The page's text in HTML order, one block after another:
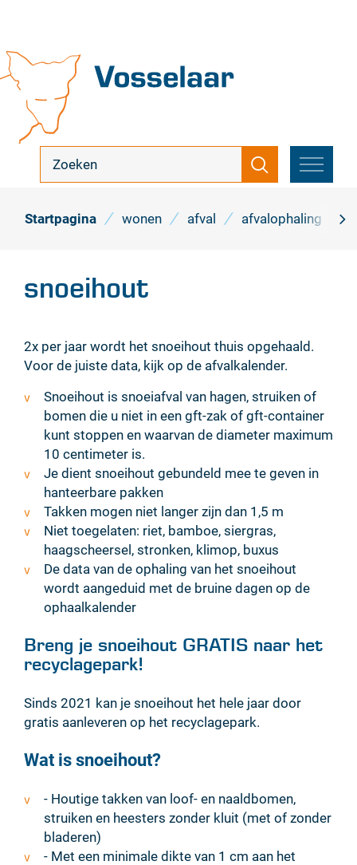
inhoud
Vosselaar
zoek
Zoeken
MENU
Startpagina wonen afval afvalophaling
snoeihout
2x per jaar wordt het snoeihout thuis opgehaald.
Voor de juiste data, kijk op de afvalkalender.
Snoeihout is snoeiafval van hagen, struiken of
bomen die u niet in een gft-zak of gft-container
kunt stoppen en waarvan de diameter maximum
10 centimeter is.
Je dient snoeihout gebundeld mee te geven in
hanteerbare pakken
Takken mogen niet langer zijn dan 1,5 m
Niet toegelaten: riet, bamboe, siergras,
haagscheersel, stronken, klimop, buxus
De data van de ophaling van het snoeihout
wordt aangeduid met de bruine dagen op de
ophaalkalender
Breng je snoeihout GRATIS naar het
recyclagepark!
Sinds 2021 kan je snoeihout het hele jaar door
gratis aanleveren op het recyclagepark.
Wat is snoeihout?
- Houtige takken van loof- en naaldbomen,
struiken en heesters zonder kluit (met of zonder
bladeren)
- Met een minimale dikte van 1 cm aan het